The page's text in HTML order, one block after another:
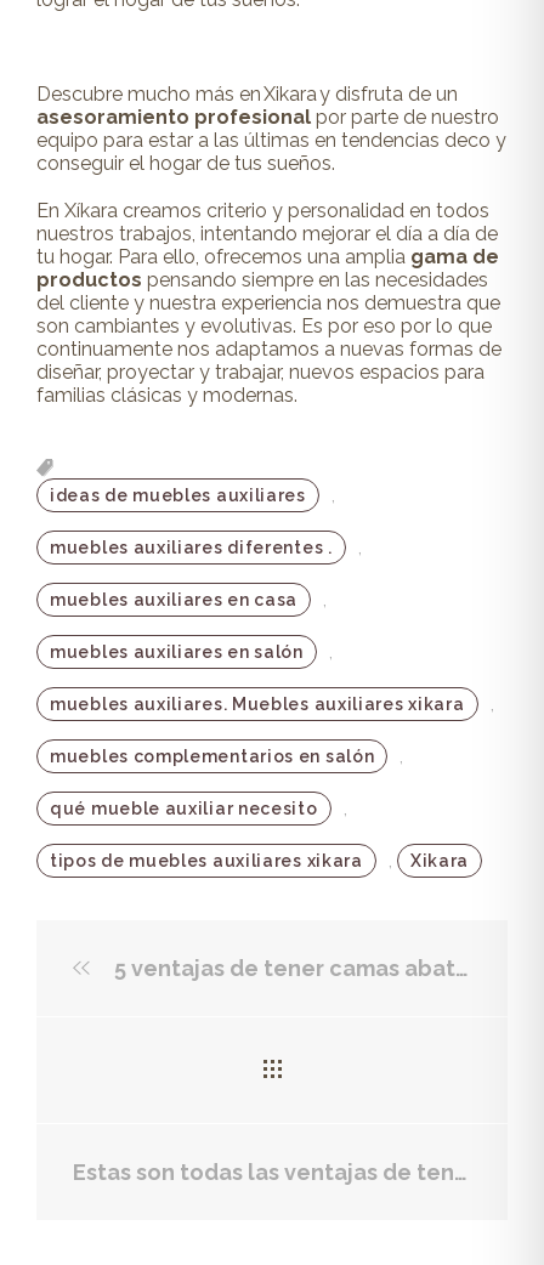
Descubre mucho más en Xikara y disfruta de un
asesoramiento profesional por parte de nuestro
equipo para estar a las últimas en tendencias deco y
conseguir el hogar de tus sueños.
En Xíkara creamos criterio y personalidad en todos
nuestros trabajos, intentando mejorar el día a día de
tu hogar. Para ello, ofrecemos una amplia gama de
productos pensando siempre en las necesidades
del cliente y nuestra experiencia nos demuestra que
son cambiantes y evolutivas. Es por eso por lo que
continuamente nos adaptamos a nuevas formas de
diseñar, proyectar y trabajar, nuevos espacios para
familias clásicas y modernas.
ideas de muebles auxiliares ,
muebles auxiliares diferentes . ,
muebles auxiliares en casa ,
muebles auxiliares en salón ,
muebles auxiliares. Muebles auxiliares xikara ,
muebles complementarios en salón ,
qué mueble auxiliar necesito ,
tipos de muebles auxiliares xikara , Xikara
5 ventajas de tener camas abatibles en tu hogar
Estas son todas las ventajas de tener muebles a medida en tu hogar